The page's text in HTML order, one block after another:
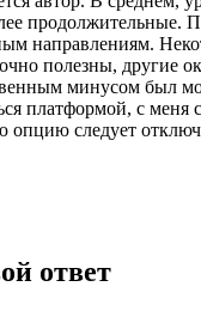
продолжительные.
направлениям.
полезны, другие
минусом был
платформой, с меня
опцию следует
ответ